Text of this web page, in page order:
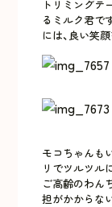
トリミングテ
るミルク君で
には、良い笑
モコちゃんも
リでツルツル
ご高齢のわん
担がかからな